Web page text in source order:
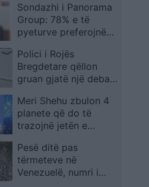
Prishtinë, qytetarët
nxirren jashtë zonës
Sondazhi i Panorama
Group: 78% e të
pyeturve preferojnë
qeverinë tranzitore,
80% mbështesin SPAK
Polici i Rojës
Bregdetare qëllon
gruan gjatë një debati
i jep fund jetës në
Qipro
Meri Shehu zbulon 4
planete që do të
trazojnë jetën e
Pesë ditë pas
tërmeteve në
Venezuelë, numri i